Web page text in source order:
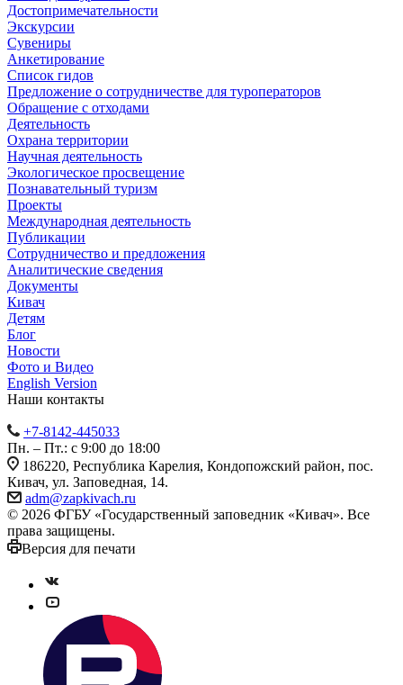
Достопримечательности
Экскурсии
Сувениры
Анкетирование
Список гидов
Предложение о сотрудничестве для туроператоров
Обращение с отходами
Деятельность
Охрана территории
Научная деятельность
Экологическое просвещение
Познавательный туризм
Проекты
Международная деятельность
Публикации
Сотрудничество и предложения
Аналитические сведения
Документы
Кивач
Детям
Блог
Новости
Фото и Видео
English Version
Наши контакты
+7-8142-445033
Пн. – Пт.: с 9:00 до 18:00
186220, Республика Карелия, Кондопожский район, пос.
Кивач, ул. Заповедная, 14.
adm@zapkivach.ru
© 2026 ФГБУ «Государственный заповедник «Кивач». Все
права защищены.
Версия для печати